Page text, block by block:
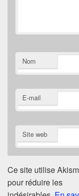
Nom
E-mail
Site web
Ce site utilise
pour réduire les